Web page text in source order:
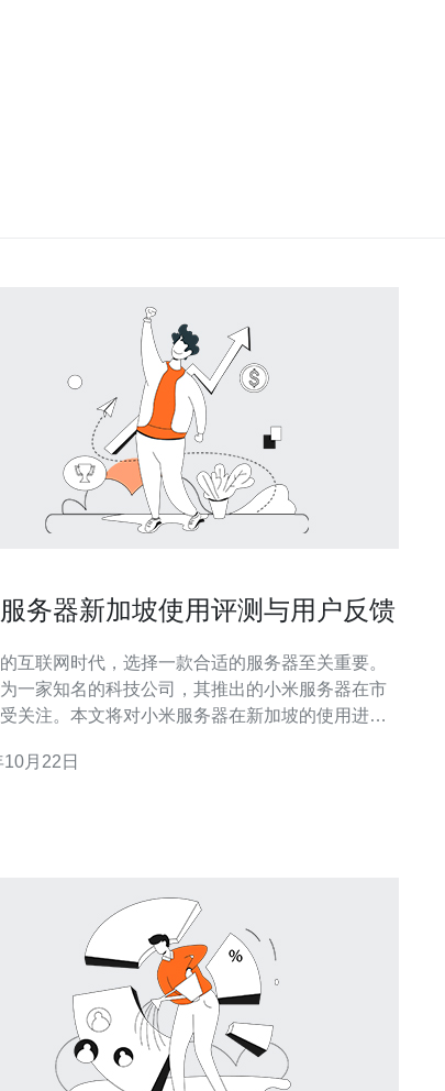
务器新加坡使用评测与用户反馈
互联网时代，选择一款合适的服务器至关重要。
一家知名的科技公司，其推出的小米服务器在市
关注。本文将对小米服务器在新加坡的使用进行
务器。 1. 小米服务器的基本介绍 小米服
月22日